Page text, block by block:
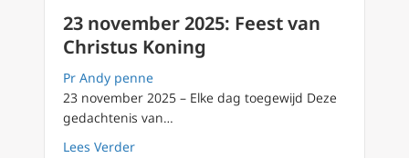
23 november 2025: Feest van
Christus Koning
Pr Andy penne
23 november 2025 – Elke dag toegewijd Deze
gedachtenis van…
Lees Verderabout 23 november 2025: Feest van